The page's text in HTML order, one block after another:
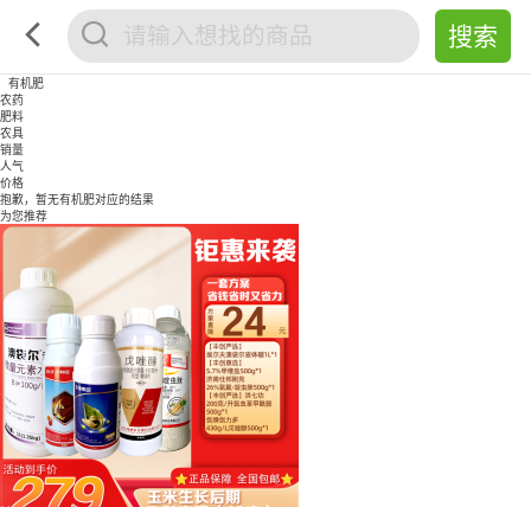
有机肥
农药
肥料
农具
销量
人气
价格
抱歉，暂无有机肥对应的结果
为您推荐